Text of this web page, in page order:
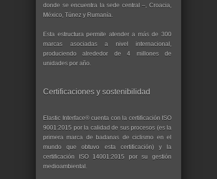
donde se encuentra la sede central –, Croacia,
México, Túnez y Rumanía.
Esta estructura permite atender a más de 300
marcas asociadas a nivel internacional,
produciendo alrededor de 4 millones de
unidades por año.
Certificaciones y sostenibilidad
Elastic Interface® cuenta con la certificación ISO
9001:2015 por la calidad de sus procesos (es la
primera marca de badanas de ciclismo en el
mundo que obtuvo esta certificación) y la
certificación ISO 14001:2015 por su gestión
medioambiental.